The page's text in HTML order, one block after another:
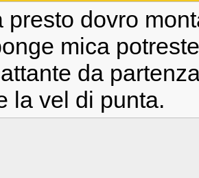
presto dovro
mica
da
la vel di punta.